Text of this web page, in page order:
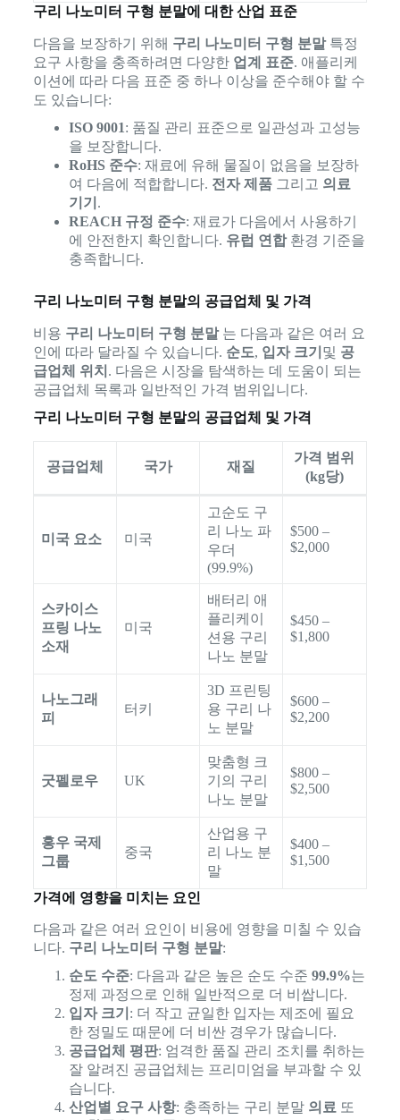
구리 나노미터 구형 분말에 대한 산업 표준
다음을 보장하기 위해 구리 나노미터 구형 분말특정
요구 사항을 충족하려면 다양한 업계 표준. 애플리케
이션에 따라 다음 표준 중 하나 이상을 준수해야 할 수
도 있습니다:
ISO 9001: 품질 관리 표준으로 일관성과 고성능
을 보장합니다.
RoHS 준수: 재료에 유해 물질이 없음을 보장하
여 다음에 적합합니다. 전자 제품그리고 의료
기기 .
REACH 규정 준수: 재료가 다음에서 사용하기
에 안전한지 확인합니다. 유럽 연합환경 기준을
충족합니다.
구리 나노미터 구형 분말의 공급업체 및 가격
비용 구리 나노미터 구형 분말는 다음과 같은 여러 요
인에 따라 달라질 수 있습니다. 순도, 입자 크기 및 공
급업체 위치 . 다음은 시장을 탐색하는 데 도움이 되는
공급업체 목록과 일반적인 가격 범위입니다.
구리 나노미터 구형 분말의 공급업체 및 가격
공급업체 국가 재질
가격 범위
(kg당)
미국 요소 미국
고순도 구
리 나노 파
우더
(99.9%)
$500 –
$2,000
스카이스
프링 나노
소재
미국
배터리 애
플리케이
션용 구리
나노 분말
$450 –
$1,800
나노그래
피
터키
3D 프린팅
용 구리 나
노 분말
$600 –
$2,200
굿펠로우 UK
맞춤형 크
기의 구리
나노 분말
$800 –
$2,500
홍우 국제
그룹
중국
산업용 구
리 나노 분
말
$400 –
$1,500
가격에 영향을 미치는 요인
다음과 같은 여러 요인이 비용에 영향을 미칠 수 있습
니다. 구리 나노미터 구형 분말:
순도 수준: 다음과 같은 높은 순도 수준 99.9%는
정제 과정으로 인해 일반적으로 더 비쌉니다.
입자 크기 : 더 작고 균일한 입자는 제조에 필요
한 정밀도 때문에 더 비싼 경우가 많습니다.
공급업체 평판: 엄격한 품질 관리 조치를 취하는
잘 알려진 공급업체는 프리미엄을 부과할 수 있
습니다.
산업별 요구 사항: 충족하는 구리 분말 의료 또